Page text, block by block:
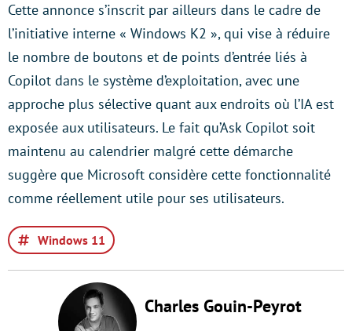
Cette annonce s’inscrit par ailleurs dans le cadre de
l’initiative interne « Windows K2 », qui vise à réduire
le nombre de boutons et de points d’entrée liés à
Copilot dans le système d’exploitation, avec une
approche plus sélective quant aux endroits où l’IA est
exposée aux utilisateurs. Le fait qu’Ask Copilot soit
maintenu au calendrier malgré cette démarche
suggère que Microsoft considère cette fonctionnalité
comme réellement utile pour ses utilisateurs.
Windows 11
Charles Gouin-Peyrot